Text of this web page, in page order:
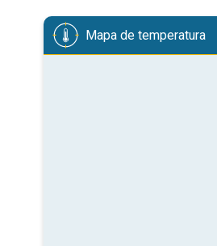
Mapa de temperatura